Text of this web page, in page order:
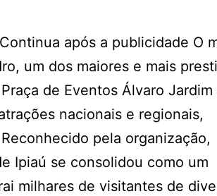
após a publicidade O
um dos maiores e mais
de Eventos Álvaro Jardim
nacionais e regionais,
pela organização,
Ipiaú se consolidou como um
milhares de visitantes de